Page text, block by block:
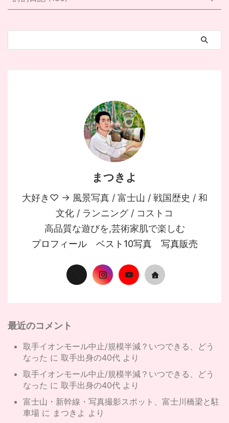
まつきよ
大好き♡ → 風景写真 / 富士山 / 戦国歴史 / 和
文化 / ランニング / コストコ
高品質な遊びを,芸術家肌で楽しむ
プロフィール
ベスト10写真 写真販売
最近のコメント
取手イオンモール中止/規模半減？いつできる、どう
なった に 取手出身の40代 より
取手イオンモール中止/規模半減？いつできる、どう
なった に 取手出身の40代 より
富士山・新幹線・写真撮影スポット、富士川橋梁と駐
車場 に まつきよ より